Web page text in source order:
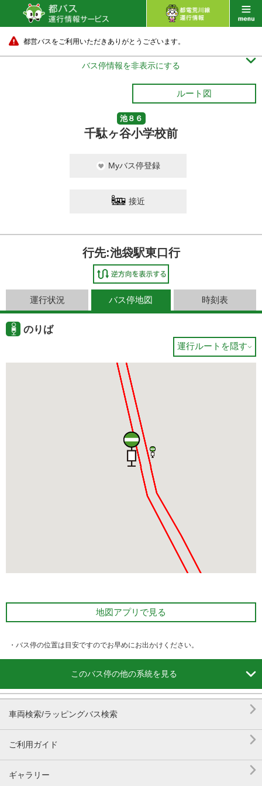
都営バスをご利用いただきありがとうございます。
バス停情報を非表示にする 
ルート図
池８６
千駄ヶ谷小学校前
Myバス停登録
接近
行先:池袋駅東口行
運行状況 バス停地図 時刻表
のりば
運行ルートを隠す
地図アプリで見る
・バス停の位置は目安ですのでお早めにお出かけください。
このバス停の他の系統を見る 
車両検索/ラッピングバス検索 
ご利用ガイド 
ギャラリー 